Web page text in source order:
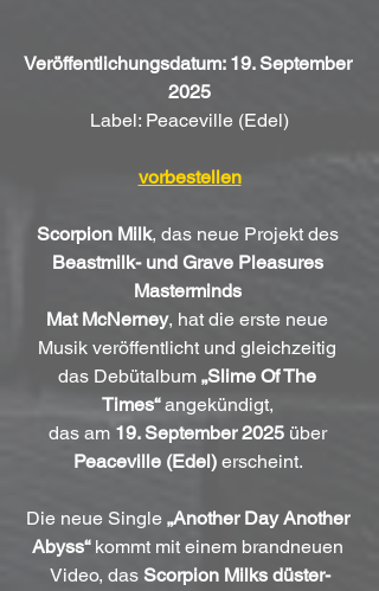
Veröffentlichungsdatum: 19. September
2025
Label: Peaceville (Edel)
vorbestellen
Scorpion Milk, das neue Projekt des
Beastmilk- und Grave Pleasures
Masterminds
Mat McNerney, hat die erste neue
Musik veröffentlicht und gleichzeitig
das Debütalbum „Slime Of The
Times“ angekündigt,
das am 19. September 2025 über
Peaceville (Edel) erscheint.
Die neue Single „Another Day Another
Abyss“ kommt mit einem brandneuen
Video, das Scorpion Milks düster-